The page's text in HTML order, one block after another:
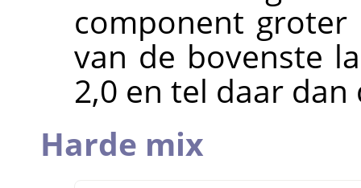
component
van de bovenste
2,0 en tel daar
Harde mix